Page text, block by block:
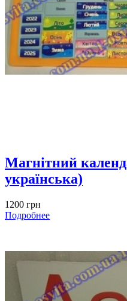
Магнітний
українська)
1200 грн
Подробнее